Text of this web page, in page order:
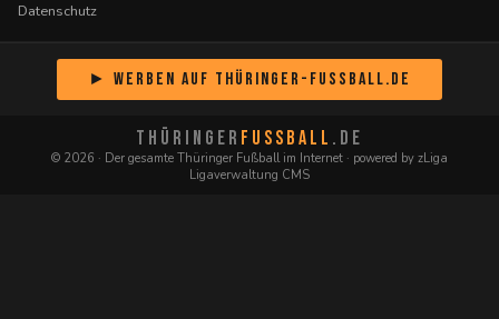
Datenschutz
► Werben auf Thüringer-Fussball.de
THÜRINGER FUSSBALL .DE
© 2026 · Der gesamte Thüringer Fußball im Internet · powered by zLiga
Ligaverwaltung CMS